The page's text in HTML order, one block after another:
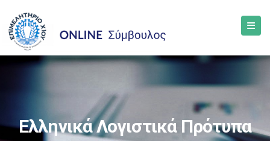
Ελληνικά Λογιστικά Πρότυπα